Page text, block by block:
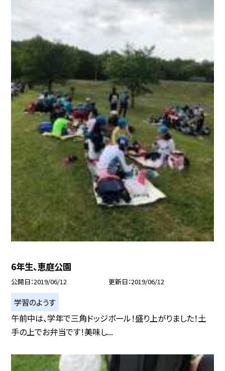
6年生、恵庭公園
公開日 2019/06/12 更新日 2019/06/12
学習のようす
午前中は、学年で三角ドッジボール！盛り上がりました！土
手の上でお弁当です！美味し...